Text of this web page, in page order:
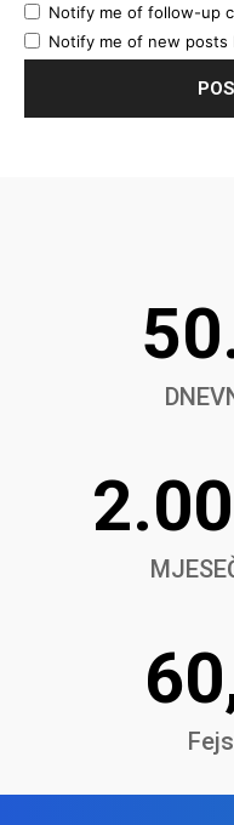
Notify me of follow-up
Notify me of new posts